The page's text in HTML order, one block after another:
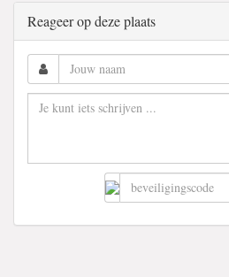
Reageer op deze plaats